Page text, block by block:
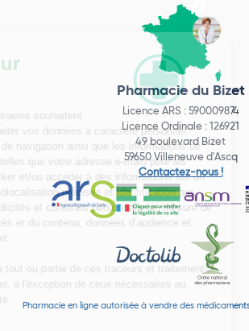
Pharmacie du Bizet
Licence ARS : 590009874
Licence Ordinale : 126921
49 boulevard Bizet
59650 Villeneuve d'Ascq
Contactez-nous !
Pharmacie en ligne autorisée à vendre des